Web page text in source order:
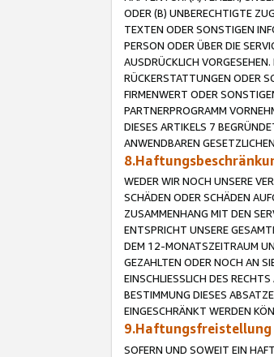
ODER (B) UNBERECHTIGTE
TEXTEN ODER SONSTIGEN
PERSON ODER ÜBER DIE
AUSDRÜCKLICH
RÜCKERSTATTUNGEN ODER
FIRMENWERT ODER
PARTNERPROGRAMM
DIESES ARTIKELS 7
ANWENDBAREN
WEDER WIR NOCH UNSERE
SCHÄDEN ODER SCHÄDEN
ZUSAMMENHANG MIT DEN
ENTSPRICHT UNSERE
DEM 12-MONATSZEITRAUM
GEZAHLTEN ODER NOCH AN
EINSCHLIESSLICH DES
BESTIMMUNG DIESES
EINGESCHRÄNKT WERDEN
9.Haftungsfreistellung
SOFERN UND SOWEIT EIN